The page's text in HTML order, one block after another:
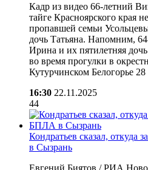
Кадр из видео 66-летний
тайге Красноярского края
пропавшей семьи
дочь Татьяна. Напомним,
Ирина и их пятилетняя
во время прогулки в
Кутурчинском Белогорье 28
16:30 22.11.2025
44
Кондратьев сказал, откуда
в Сызрань
Евгений Биятов / РИА